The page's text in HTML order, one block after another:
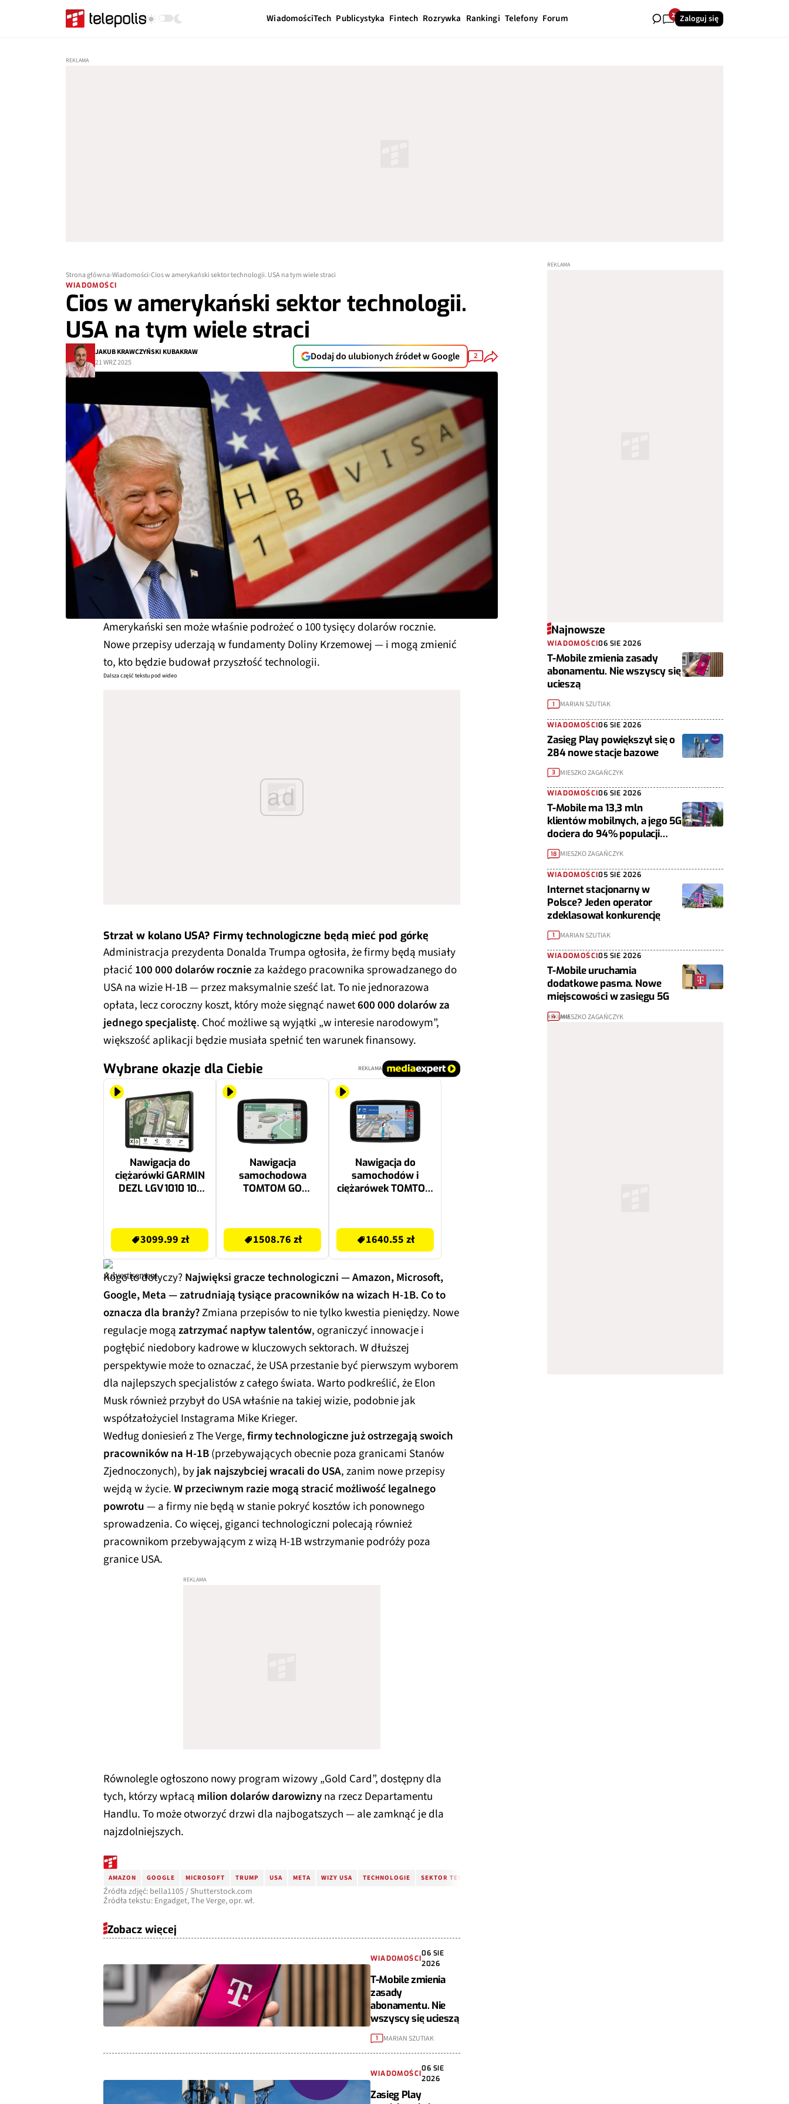
WiadomościTech Publicystyka Fintech Rozrywka Rankingi Telefony Forum 29Zaloguj się
Strona główna Wiadomości Cios w amerykański sektor technologii. USA na tym wiele straci
WIADOMOŚCI
Cios w amerykański sektor technologii.
USA na tym wiele straci
JAKUB KRAWCZYŃSKI KUBAKRAW
21 WRZ 2025
Dodaj do ulubionych źródeł w Google 2
Amerykański sen może właśnie podrożeć o 100 tysięcy dolarów rocznie.
Nowe przepisy uderzają w fundamenty Doliny Krzemowej — i mogą zmienić
to, kto będzie budował przyszłość technologii.
Dalsza część tekstu pod wideo
ad
Strzał w kolano USA? Firmy technologiczne będą mieć pod górkę
Administracja prezydenta Donalda Trumpa ogłosiła, że firmy będą musiały
płacić 100 000 dolarów rocznieza każdego pracownika sprowadzanego do
USA na wizie H-1B — przez maksymalnie sześć lat. To nie jednorazowa
opłata, lecz coroczny koszt, który może sięgnąć nawet600 000 dolarów za
jednego specjalistę. Choć możliwe są wyjątki „w interesie narodowym”,
większość aplikacji będzie musiała spełnić ten warunek finansowy.
Wybrane okazje dla Ciebie REKLAMA
Nawigacja do
ciężarówki GARMIN
DEZL LGV1010 10"
3099.99 zł
Nawigacja
samochodowa
TOMTOM GO
głosem
1508.76 zł
Nawigacja do
samochodów i
ciężarówek TOMTOM
sterowanie głosem
1640.55 zł
Kogo to dotyczy?Najwięksi gracze technologiczni — Amazon, Microsoft,
Google, Meta — zatrudniają tysiące pracowników na wizach H-1B. Co to
oznacza dla branży?Zmiana przepisów to nie tylko kwestia pieniędzy. Nowe
regulacje mogązatrzymać napływ talentów, ograniczyć innowacje i
pogłębić niedobory kadrowe w kluczowych sektorach. W dłuższej
perspektywie może to oznaczać, że USA przestanie być pierwszym wyborem
dla najlepszych specjalistów z całego świata. Warto podkreślić, że Elon
Musk również przybył do USA właśnie na takiej wizie, podobnie jak
współzałożyciel Instagrama Mike Krieger.
Według doniesień z The Verge,firmy technologiczne już ostrzegają swoich
pracowników na H-1B(przebywających obecnie poza granicami Stanów
Zjednoczonych), byjak najszybciej wracali do USA, zanim nowe przepisy
wejdą w życie.W przeciwnym razie mogą stracić możliwość legalnego
powrotu— a firmy nie będą w stanie pokryć kosztów ich ponownego
sprowadzenia. Co więcej, giganci technologiczni polecają również
pracownikom przebywającym z wizą H-1B wstrzymanie podróży poza
granice USA.
Równolegle ogłoszono nowy program wizowy „Gold Card”, dostępny dla
tych, którzy wpłacą milion dolarów darowiznyna rzecz Departamentu
Handlu. To może otworzyć drzwi dla najbogatszych — ale zamknąć je dla
najzdolniejszych.
AMAZON GOOGLE MICROSOFT TRUMP USA META WIZY USA TECHNOLOGIE SEKTOR TECHNOLOGII
Źródła zdjęć: bella1105 / Shutterstock.com
Źródła tekstu: Engadget, The Verge, opr. wł.
Zobacz więcej
WIADOMOŚCI
06 SIE
2026
T-Mobile zmienia
zasady
abonamentu. Nie
wszyscy się ucieszą
1 MARIAN SZUTIAK
WIADOMOŚCI
06 SIE
2026
Zasięg Play
Najnowsze
WIADOMOŚCI06 SIE 2026
T-Mobile zmienia zasady
abonamentu. Nie wszyscy się
ucieszą
1 MARIAN SZUTIAK
WIADOMOŚCI06 SIE 2026
Zasięg Play powiększył się o
284 nowe stacje bazowe
3 MIESZKO ZAGAŃCZYK
WIADOMOŚCI06 SIE 2026
T-Mobile ma 13,3 mln
klientów mobilnych, a jego 5G
dociera do 94% populacji
Polski
18 MIESZKO ZAGAŃCZYK
WIADOMOŚCI05 SIE 2026
Internet stacjonarny w
Polsce? Jeden operator
zdeklasował konkurencję
1 MARIAN SZUTIAK
WIADOMOŚCI05 SIE 2026
T-Mobile uruchamia
dodatkowe pasma. Nowe
miejscowości w zasięgu 5G
4 MIESZKO ZAGAŃCZYK